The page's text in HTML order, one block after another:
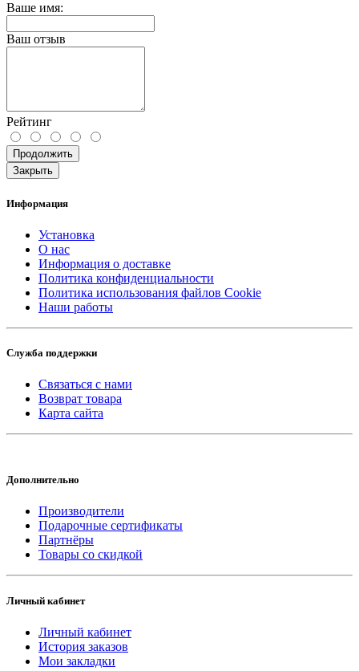
Ваше имя:
Ваш отзыв
Рейтинг
Продолжить
Закрыть
Информация
Установка
О нас
Информация о доставке
Политика конфиденциальности
Политика использования файлов Cookie
Наши работы
Служба поддержки
Связаться с нами
Возврат товара
Карта сайта
Дополнительно
Производители
Подарочные сертификаты
Партнёры
Товары со скидкой
Личный кабинет
Личный кабинет
История заказов
Мои закладки